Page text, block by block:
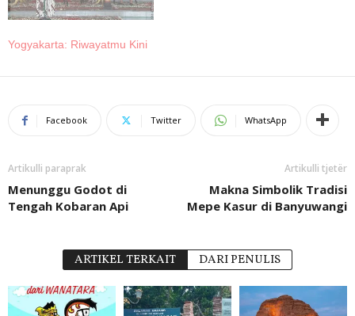
Yogyakarta: Riwayatmu Kini
Facebook Twitter WhatsApp
Artikulli paraprak
Menunggu Godot di
Tengah Kobaran Api
Artikulli tjetër
Makna Simbolik Tradisi
Mepe Kasur di Banyuwangi
ARTIKEL TERKAIT DARI PENULIS